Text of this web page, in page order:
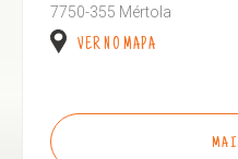
7750-355 Mértola
VER NO MAPA